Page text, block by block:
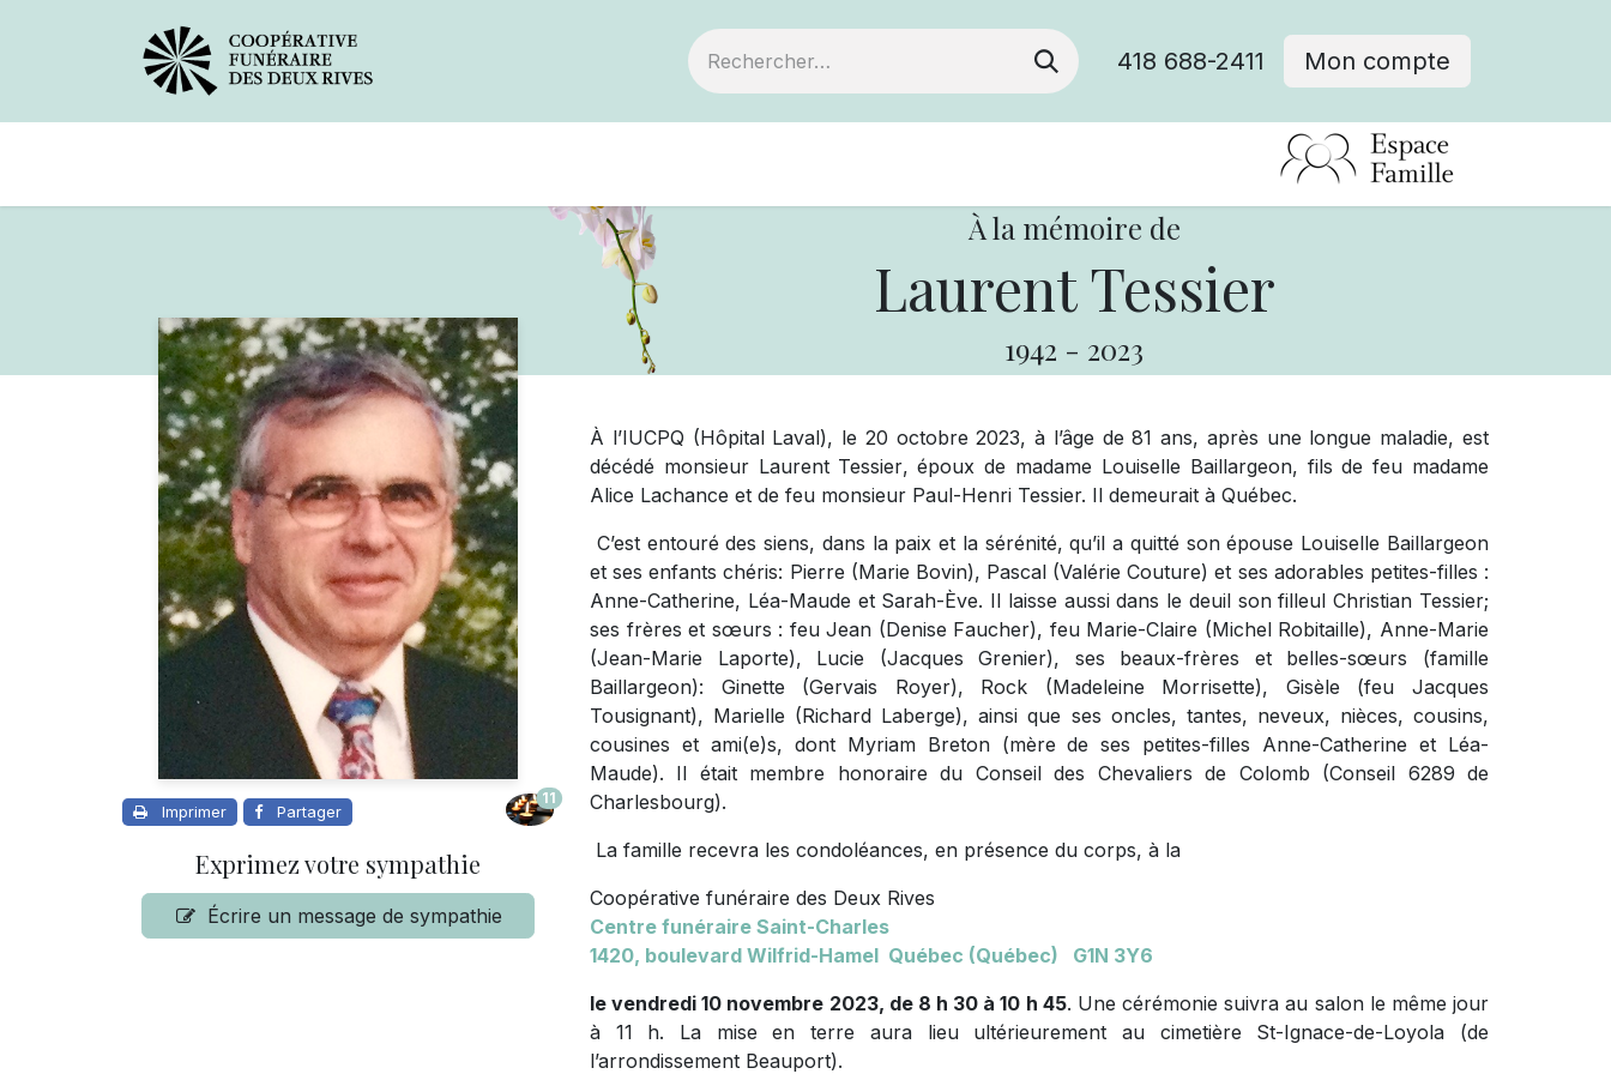
418 688-2411 Mon compte
À la mémoire de
Laurent Tessier
1942 - 2023
Imprimer Partager
11
Exprimez votre sympathie
Écrire un message de sympathie
À l’IUCPQ (Hôpital Laval), le 20 octobre 2023, à l’âge de 81 ans, après une longue maladie, est
décédé monsieur Laurent Tessier, époux de madame Louiselle Baillargeon, fils de feu madame
Alice Lachance et de feu monsieur Paul-Henri Tessier. Il demeurait à Québec.
C’est entouré des siens, dans la paix et la sérénité, qu’il a quitté son épouse Louiselle Baillargeon
et ses enfants chéris: Pierre (Marie Bovin), Pascal (Valérie Couture) et ses adorables petites-filles :
Anne-Catherine, Léa-Maude et Sarah-Ève. Il laisse aussi dans le deuil son filleul Christian Tessier;
ses frères et sœurs : feu Jean (Denise Faucher), feu Marie-Claire (Michel Robitaille), Anne-Marie
(Jean-Marie Laporte), Lucie (Jacques Grenier), ses beaux-frères et belles-sœurs (famille
Baillargeon): Ginette (Gervais Royer), Rock (Madeleine Morrisette), Gisèle (feu Jacques
Tousignant), Marielle (Richard Laberge), ainsi que ses oncles, tantes, neveux, nièces, cousins,
cousines et ami(e)s, dont Myriam Breton (mère de ses petites-filles Anne-Catherine et Léa-
Maude). Il était membre honoraire du Conseil des Chevaliers de Colomb (Conseil 6289 de
Charlesbourg).
La famille recevra les condoléances, en présence du corps, à la
Coopérative funéraire des Deux Rives
Centre funéraire Saint-Charles
1420, boulevard Wilfrid-Hamel Québec (Québec) G1N 3Y6
le vendredi 10 novembre 2023, de 8 h 30 à 10 h 45. Une cérémonie suivra au salon le même jour
à 11 h. La mise en terre aura lieu ultérieurement au cimetière St-Ignace-de-Loyola (de
l’arrondissement Beauport).